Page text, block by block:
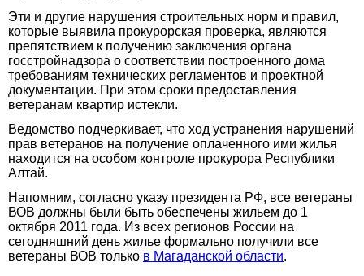
Эти и другие нарушения строительных норм и правил,
которые выявила прокурорская проверка, являются
препятствием к получению заключения органа
госстройнадзора о соответствии построенного дома
требованиям технических регламентов и проектной
документации. При этом сроки предоставления
ветеранам квартир истекли.
Ведомство подчеркивает, что ход устранения нарушений
прав ветеранов на получение оплаченного ими жилья
находится на особом контроле прокурора Республики
Алтай.
Напомним, согласно указу президента РФ, все ветераны
ВОВ должны были быть обеспечены жильем до 1
октября 2011 года. Из всех регионов России на
сегодняшний день жилье формально получили все
ветераны ВОВ только в Магаданской области.